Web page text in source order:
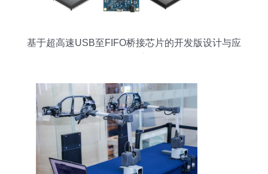
基于超高速USB至FIFO桥接芯片的开发版设计与应